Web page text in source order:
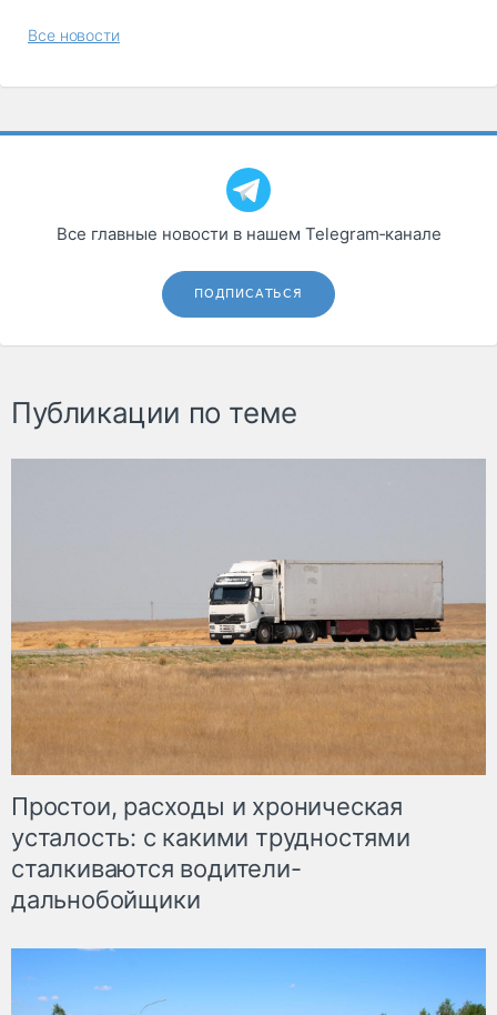
Все новости
Все главные новости в нашем Telegram‑канале
ПОДПИСАТЬСЯ
Публикации по теме
Простои, расходы и хроническая
усталость: с какими трудностями
сталкиваются водители-
дальнобойщики